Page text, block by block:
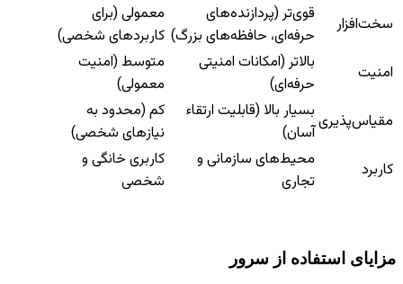
سخت‌افزار
قوی‌تر (پردازنده‌های
حرفه‌ای، حافظه‌های بزرگ)
معمولی (برای
کاربردهای شخصی)
امنیت
بالاتر (امکانات امنیتی
حرفه‌ای)
متوسط (امنیت
معمولی)
مقیاس‌پذیری بسیار بالا (قابلیت ارتقاء
آسان)
کم (محدود به
نیازهای شخصی)
کاربرد
محیط‌های سازمانی و
تجاری
کاربری خانگی و
شخصی
مزایای استفاده از سرور